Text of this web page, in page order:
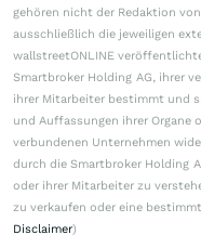
gehören nicht der Redaktion
ausschließlich die jeweiligen
wallstreetONLINE
Smartbroker Holding AG, ihrer
ihrer Mitarbeiter bestimmt und
und Auffassungen ihrer Organe
verbundenen Unternehmen
durch die Smartbroker Holding
oder ihrer Mitarbeiter zu
zu verkaufen oder eine
Disclaimer)